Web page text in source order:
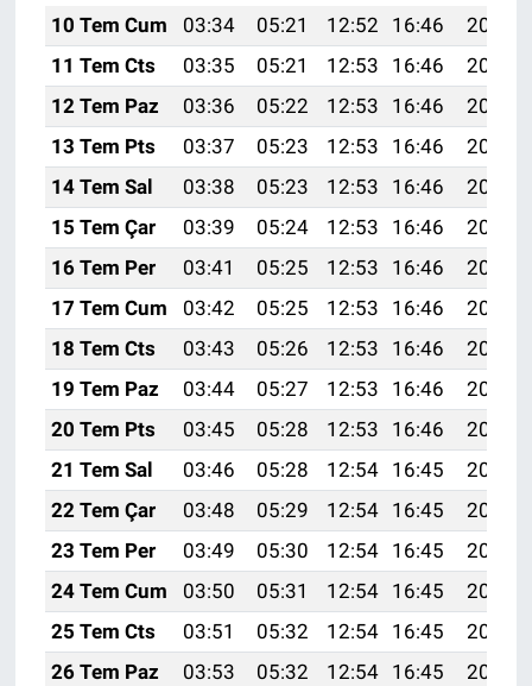
10 Tem Cum
03:34 05:21 12:52 16:46
20:14
11 Tem Cts
03:35 05:21 12:53 16:46
20:14
12 Tem Paz
03:36 05:22 12:53 16:46
20:14
13 Tem Pts
03:37 05:23 12:53 16:46
20:13
14 Tem Sal
03:38 05:23 12:53 16:46
20:13
15 Tem Çar
03:39 05:24 12:53 16:46
20:12
16 Tem Per
03:41 05:25 12:53 16:46
20:12
17 Tem Cum
03:42 05:25 12:53 16:46
20:11
18 Tem Cts
03:43 05:26 12:53 16:46
20:11
19 Tem Paz
03:44 05:27 12:53 16:46
20:10
20 Tem Pts
03:45 05:28 12:53 16:46
20:09
21 Tem Sal
03:46 05:28 12:54 16:45
20:09
22 Tem Çar
03:48 05:29 12:54 16:45
20:08
23 Tem Per
03:49 05:30 12:54 16:45
20:07
24 Tem Cum
03:50 05:31 12:54 16:45
20:06
25 Tem Cts
03:51 05:32 12:54 16:45
20:06
26 Tem Paz
03:53 05:32 12:54 16:45
20:05